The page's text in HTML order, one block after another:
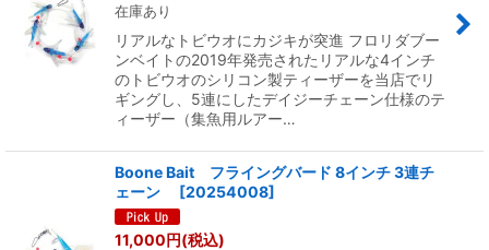
在庫あり
リアルなトビウオにカジキが突進 フロリダブー
ンベイトの2019年発売されたリアルな4インチ
のトビウオのシリコン製ティーザーを当店でリ
ギングし、5連にしたデイジーチェーン仕様のテ
ィーザー（集魚用ルアー…
Boone Bait フライングバード 8インチ 3連チ
ェーン
[20254008]
11,000円(税込)